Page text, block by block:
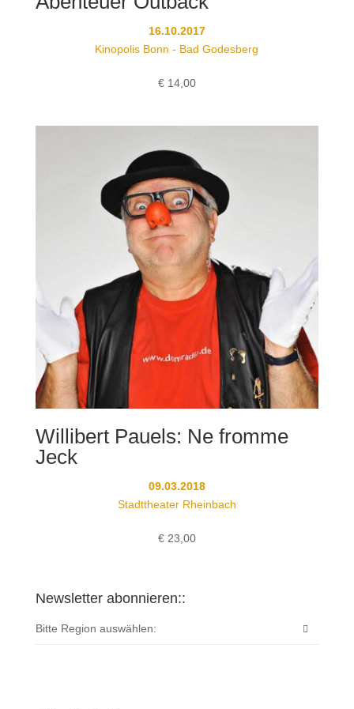
16.10.2017
Kinopolis Bonn - Bad Godesberg
€14,00
Willibert Pauels: Ne fromme
Jeck
09.03.2018
Stadttheater Rheinbach
€23,00
Newsletter abonnieren::
Bitte Region auswählen: